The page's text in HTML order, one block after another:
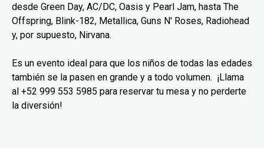
desde Green Day, AC/DC, Oasis y Pearl Jam, hasta The
Offspring, Blink-182, Metallica, Guns N' Roses, Radiohead
y, por supuesto, Nirvana.
Es un evento ideal para que los niños de todas las edades
también se la pasen en grande y a todo volumen. ¡Llama
al +52 999 553 5985 para reservar tu mesa y no perderte
la diversión!